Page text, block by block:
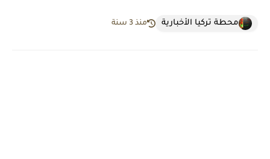
محطة تركيا الأخبارية منذ 3 سنة